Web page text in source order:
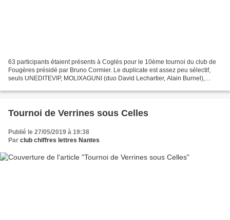
63 participants étaient présents à Coglès pour le 10ème tournoi du club de
Fougères présidé par Bruno Cormier. Le duplicate est assez peu sélectif,
seuls UNEDITEVIP, MOLIXAGUNI (duo David Lechartier, Alain Burnel),
Tournoi de Verrines sous Celles
Publié le 27/05/2019 à 19:38
Par club chiffres lettres Nantes